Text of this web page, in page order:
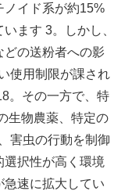
ノイド系が約15%
ます 3。しかし、
どの送粉者への影
使用制限が課され
。その一方で、特
生物農薬、特定の
害虫の行動を制御
択性が高く環境
急速に拡大してい